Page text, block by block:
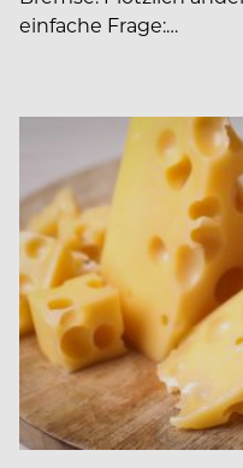
einfache Frage:…